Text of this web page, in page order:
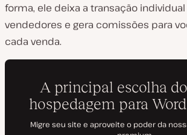
forma, ele deixa a transação
vendedores e gera comissões para
cada venda.